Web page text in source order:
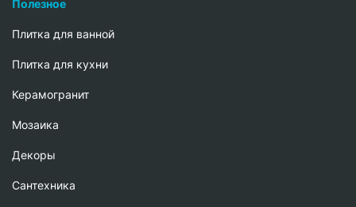
Полезное
Плитка для ванной
Плитка для кухни
Керамогранит
Мозаика
Декоры
Сантехника